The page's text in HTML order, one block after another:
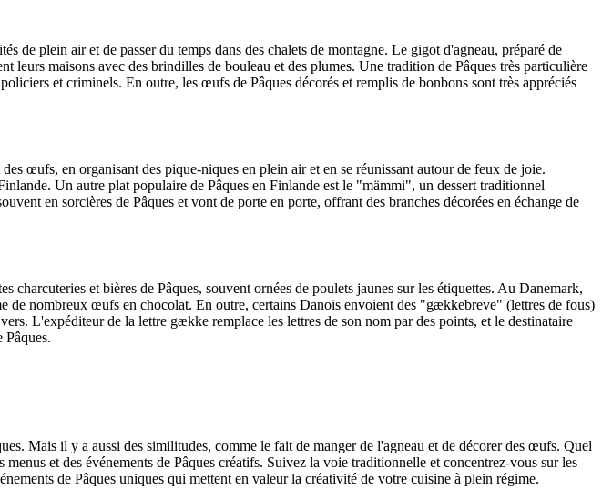
de plein air et de passer du temps dans des chalets de montagne. Le gigot d'agneau, préparé de
leurs maisons avec des brindilles de bouleau et des plumes. Une tradition de Pâques très particulière
et criminels. En outre, les œufs de Pâques décorés et remplis de bonbons sont très appréciés
œufs, en organisant des pique-niques en plein air et en se réunissant autour de feux de joie.
Un autre plat populaire de Pâques en Finlande est le "mämmi", un dessert traditionnel
en sorcières de Pâques et vont de porte en porte, offrant des branches décorées en échange de
et bières de Pâques, souvent ornées de poulets jaunes sur les étiquettes. Au Danemark,
de nombreux œufs en chocolat. En outre, certains Danois envoient des "gækkebreve" (lettres de fous)
L'expéditeur de la lettre gække remplace les lettres de son nom par des points, et le destinataire
Mais il y a aussi des similitudes, comme le fait de manger de l'agneau et de décorer des œufs. Quel
et des événements de Pâques créatifs. Suivez la voie traditionnelle et concentrez-vous sur les
de Pâques uniques qui mettent en valeur la créativité de votre cuisine à plein régime.